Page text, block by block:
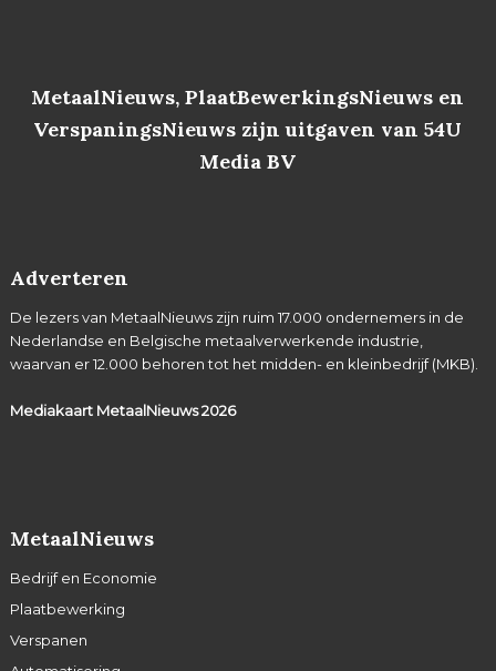
MetaalNieuws, PlaatBewerkingsNieuws en
VerspaningsNieuws zijn uitgaven van 54U
Media BV
Adverteren
De lezers van MetaalNieuws zijn ruim 17.000 ondernemers in de
Nederlandse en Belgische metaalverwerkende industrie,
waarvan er 12.000 behoren tot het midden- en kleinbedrijf (MKB).
Mediakaart MetaalNieuws2026
MetaalNieuws
Bedrijf en Economie
Plaatbewerking
Verspanen